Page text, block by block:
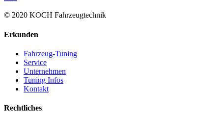
© 2020 KOCH Fahrzeugtechnik
Erkunden
Fahrzeug-Tuning
Service
Unternehmen
Tuning Infos
Kontakt
Rechtliches